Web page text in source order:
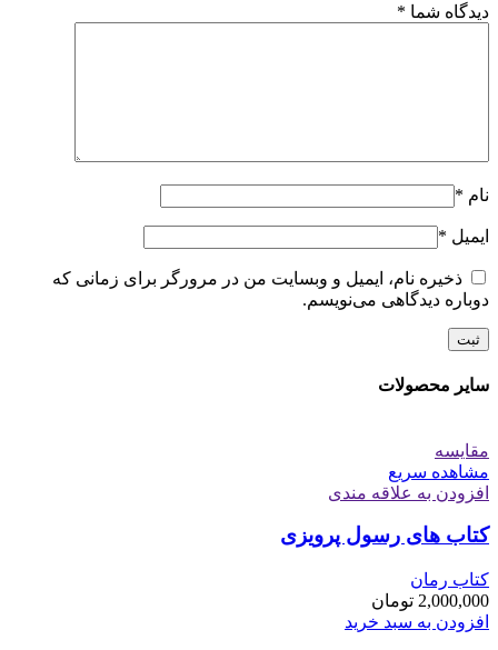
دیدگاه شما *
نام *
ایمیل *
ذخیره نام، ایمیل و وبسایت من در مرورگر برای زمانی که
دوباره دیدگاهی می‌نویسم.
سایر محصولات
مقایسه
مشاهده سریع
افزودن به علاقه مندی
کتاب های رسول پرویزی
کتاب رمان
2,000,000 تومان
افزودن به سبد خرید